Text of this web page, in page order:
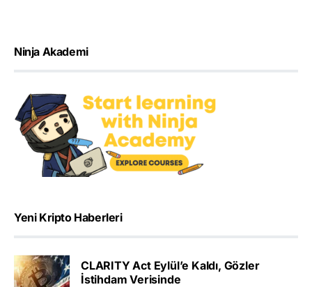
Ninja Akademi
Yeni Kripto Haberleri
CLARITY Act Eylül’e Kaldı, Gözler
İstihdam Verisinde